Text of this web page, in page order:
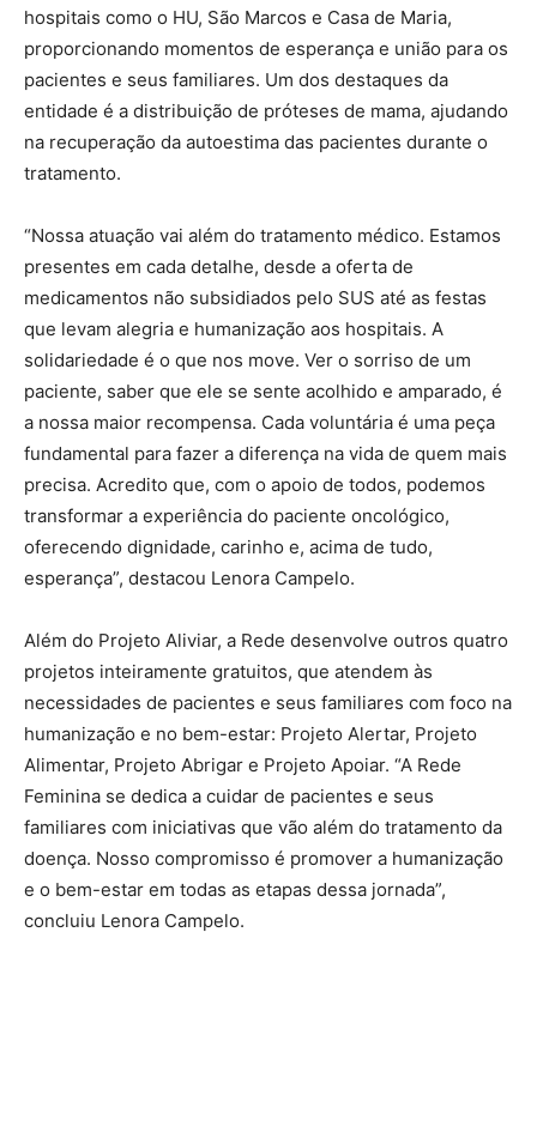
hospitais como o HU, São Marcos e Casa de Maria,
proporcionando momentos de esperança e união para os
pacientes e seus familiares. Um dos destaques da
entidade é a distribuição de próteses de mama, ajudando
na recuperação da autoestima das pacientes durante o
tratamento.
“Nossa atuação vai além do tratamento médico. Estamos
presentes em cada detalhe, desde a oferta de
medicamentos não subsidiados pelo SUS até as festas
que levam alegria e humanização aos hospitais. A
solidariedade é o que nos move. Ver o sorriso de um
paciente, saber que ele se sente acolhido e amparado, é
a nossa maior recompensa. Cada voluntária é uma peça
fundamental para fazer a diferença na vida de quem mais
precisa. Acredito que, com o apoio de todos, podemos
transformar a experiência do paciente oncológico,
oferecendo dignidade, carinho e, acima de tudo,
esperança”, destacou Lenora Campelo.
Além do Projeto Aliviar, a Rede desenvolve outros quatro
projetos inteiramente gratuitos, que atendem às
necessidades de pacientes e seus familiares com foco na
humanização e no bem-estar: Projeto Alertar, Projeto
Alimentar, Projeto Abrigar e Projeto Apoiar. “A Rede
Feminina se dedica a cuidar de pacientes e seus
familiares com iniciativas que vão além do tratamento da
doença. Nosso compromisso é promover a humanização
e o bem-estar em todas as etapas dessa jornada”,
concluiu Lenora Campelo.